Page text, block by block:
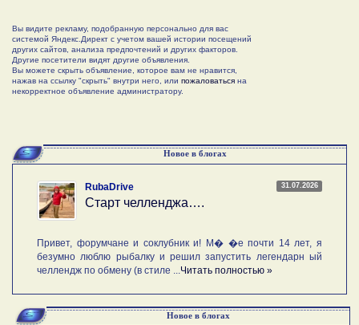
Вы видите рекламу, подобранную персонально для вас
системой Яндекс.Директ с учетом вашей истории посещений
других сайтов, анализа предпочтений и других факторов.
Другие посетители видят другие объявления.
Вы можете скрыть объявление, которое вам не нравится,
нажав на ссылку "скрыть" внутри него, или пожаловаться на
некорректное объявление администратору.
Новое в блогах
31.07.2026
RubaDrive
Старт челленджа….
Привет, форумчане и соклубник и! М� �е почти 14 лет, я
безумно люблю рыбалку и решил запустить легендарн ый
челлендж по обмену (в стиле ...Читать полностью »
Новое в блогах